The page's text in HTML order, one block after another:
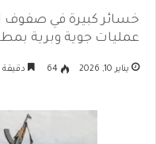
خسائر كبيرة في صفوف
عمليات جوية وبرية
يناير 10, 2026 64 دقيقة